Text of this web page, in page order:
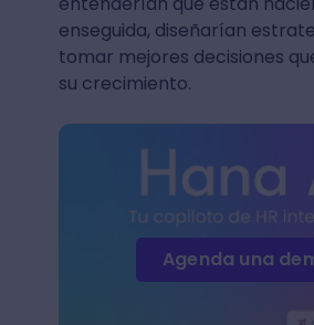
enseguida, diseñarían
tomar mejores decisiones
su crecimiento.
Agenda una